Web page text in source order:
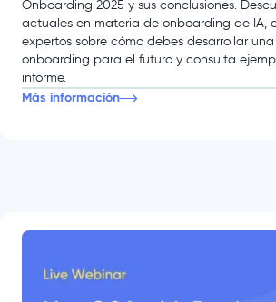
Onboarding 2025 y sus conclusiones.
actuales en materia de onboarding de IA,
expertos sobre cómo debes desarrollar
onboarding para el futuro y consulta
informe.
Más información